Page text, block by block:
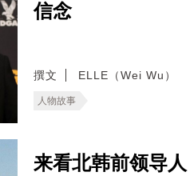
信念
撰文 ELLE（Wei Wu）
人物故事
来看北韩前领导